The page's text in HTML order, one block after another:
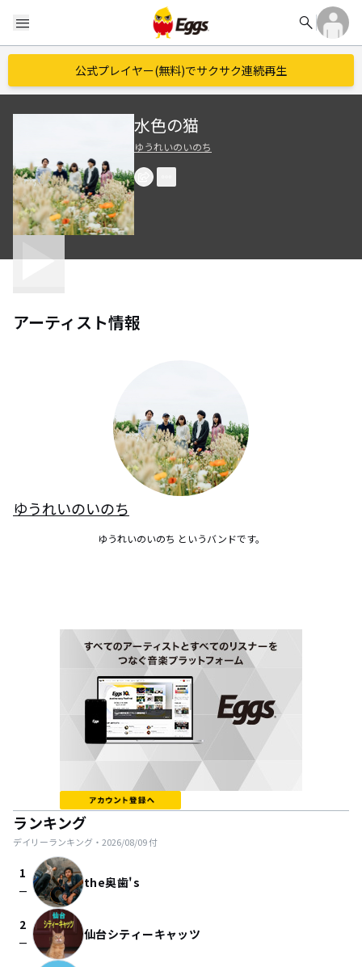
menu search
公式プレイヤー(無料)でサクサク連続再生
水色の猫
ゆうれいのいのち
アーティスト情報
ゆうれいのいのち
ゆうれいのいのち というバンドです。
ランキング
デイリーランキング・ 2026/08/09付
1
check_indeterminate_small the奥歯's
2
check_indeterminate_small 仙台シティーキャッツ